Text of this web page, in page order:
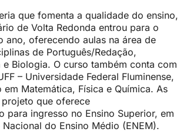
que fomenta a qualidade do ensino,
de Volta Redonda entrou para o
ano, oferecendo aulas na área de
de Português/Redação,
Biologia. O curso também conta com
– Universidade Federal Fluminense,
Matemática, Física e Química. As
que oferece
para ingresso no Ensino Superior, em
do Ensino Médio (ENEM).